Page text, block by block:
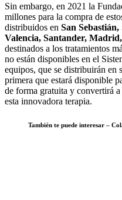
Sin embargo, en 2021 la
millones para la compra de
distribuidos en San
Valencia, Santander,
destinados a los tratamientos
no están disponibles en el
equipos, que se distribuirán en
primera que estará disponible
de forma gratuita y convertirá
esta innovadora terapia.
También te puede interesar –